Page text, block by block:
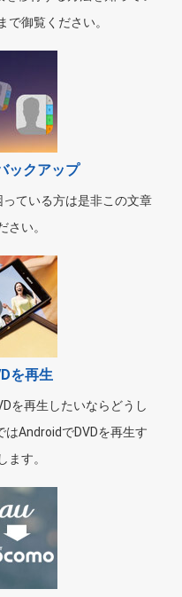
で御覧ください。
ックアップ
ている方は是非この文章
さい。
を再生
を再生したいならどうし
AndroidでDVDを再生す
ます。